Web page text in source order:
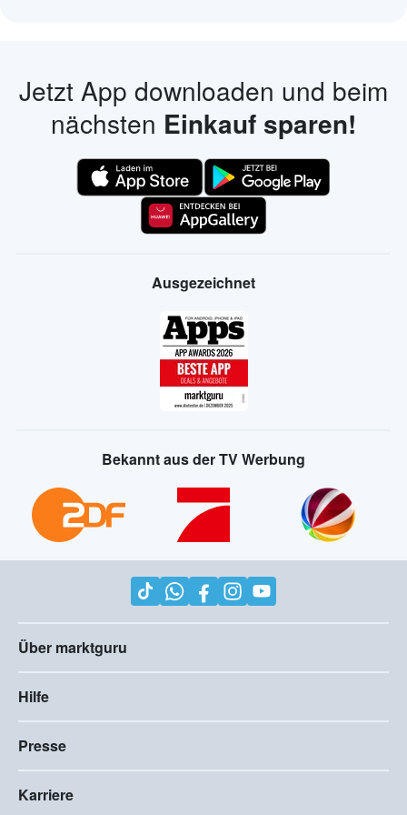
Jetzt App downloaden und beim
nächsten Einkauf sparen!
Ausgezeichnet
Bekannt aus der TV Werbung
Über marktguru
Hilfe
Presse
Karriere